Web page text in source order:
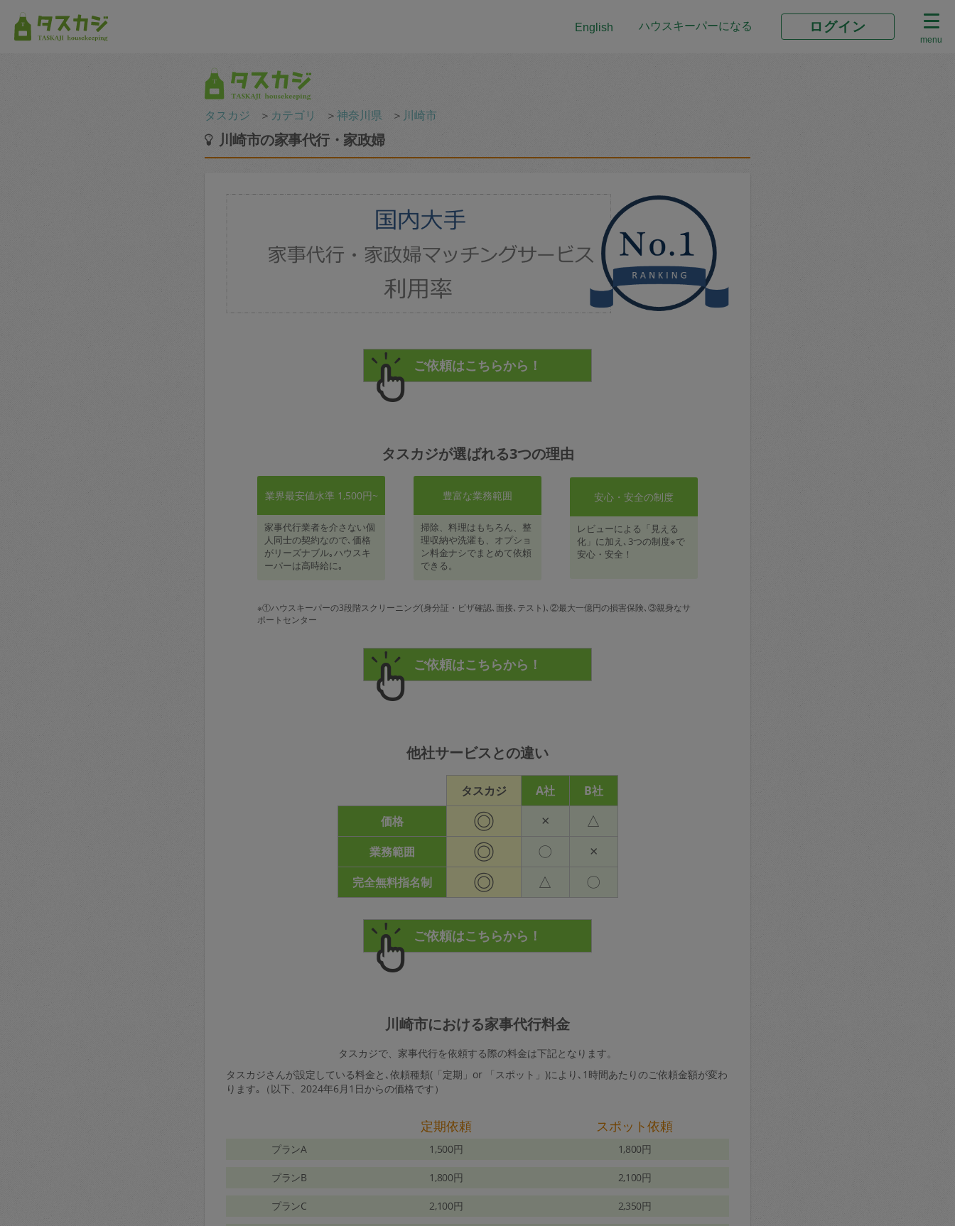
English ハウスキーパーになる ログイン
menu
タスカジ ＞ カテゴリ ＞神奈川県 ＞ 川崎市
川崎市の家事代行・家政婦
タスカジが選ばれる3つの理由
業界最安値水準 1,500円~
家事代行業者を介さない個
人同士の契約なので､価格
がリーズナブル｡ハウスキ
ーパーは高時給に｡
豊富な業務範囲
掃除、料理はもちろん、整
理収納や洗濯も、オプショ
ン料金ナシでまとめて依頼
できる。
安心・安全の制度
レビューによる「見える
化」に加え､3つの制度※で
安心・安全！
※①ハウスキーパーの3段階スクリーニング(身分証・ビザ確認､面接､テスト)､②最大一億円の損害保険､③親身なサ
ポートセンター
他社サービスとの違い
タスカジ A社
B社
価格
◎ × △
業務範囲 ◎ 〇 ×
完全無料指名制 ◎ △ 〇
川崎市における家事代行料金
タスカジで、家事代行を依頼する際の料金は下記となります。
タスカジさんが設定している料金と､依頼種類(「定期」or 「スポット」)により､1時間あたりのご依頼金額が変わ
ります｡（以下、2024年6月1日からの価格です）
定期依頼 スポット依頼
プランA 1,500円 1,800円
プランB 1,800円 2,100円
プランC 2,100円 2,350円